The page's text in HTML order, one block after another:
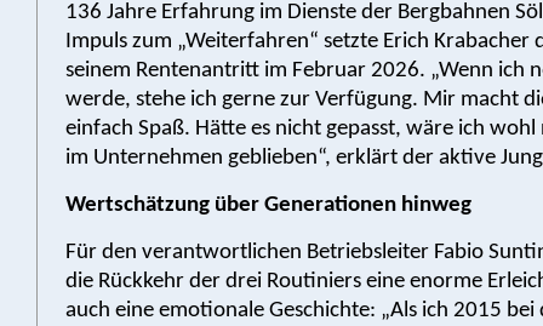
136 Jahre Erfahrung im Dienste der Bergbahnen
Impuls zum „Weiterfahren“ setzte Erich Krabacher
seinem Rentenantritt im Februar 2026. „Wenn ich
werde, stehe ich gerne zur Verfügung. Mir macht
einfach Spaß. Hätte es nicht gepasst, wäre ich wohl
im Unternehmen geblieben“, erklärt der aktive
Wertschätzung über Generationen hinweg
Für den verantwortlichen Betriebsleiter Fabio
die Rückkehr der drei Routiniers eine enorme
auch eine emotionale Geschichte: „Als ich 2015 bei